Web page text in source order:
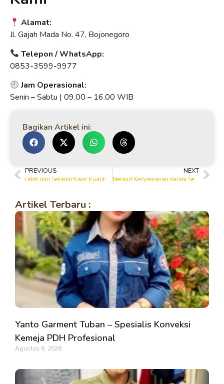
Alamat:
Jl. Gajah Mada No. 47, Bojonegoro
Telepon / WhatsApp:
0853-3599-9977
Jam Operasional:
Senin – Sabtu | 09.00 – 16.00 WIB
Bagikan Artikel ini:
PREVIOUS
Lebih dari Sekadar Kaos: Kualitas Nyata dari Konveksi Bojonegoro
NEXT
Merajut Kenyamanan dalam Setiap Jahitan Kaos
Artikel Terbaru :
Yanto Garment Tuban – Spesialis Konveksi
Kemeja PDH Profesional
Agustus 6, 2026